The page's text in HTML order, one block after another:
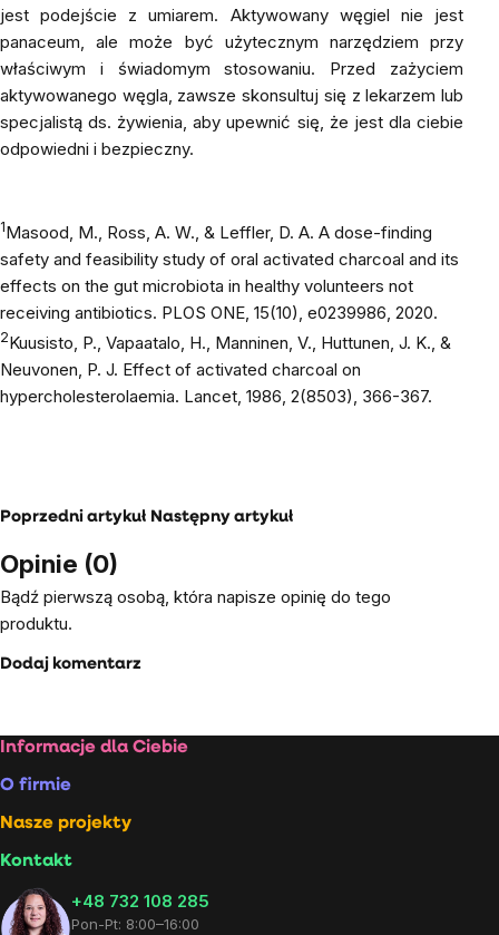
jest podejście z umiarem. Aktywowany węgiel nie jest
panaceum, ale może być użytecznym narzędziem przy
właściwym i świadomym stosowaniu. Przed zażyciem
aktywowanego węgla, zawsze skonsultuj się z lekarzem lub
specjalistą ds. żywienia, aby upewnić się, że jest dla ciebie
odpowiedni i bezpieczny.
1Masood, M., Ross, A. W., & Leffler, D. A. A dose-finding
safety and feasibility study of oral activated charcoal and its
effects on the gut microbiota in healthy volunteers not
receiving antibiotics. PLOS ONE, 15(10), e0239986, 2020.
2Kuusisto, P., Vapaatalo, H., Manninen, V., Huttunen, J. K., &
Neuvonen, P. J. Effect of activated charcoal on
hypercholesterolaemia. Lancet, 1986, 2(8503), 366-367.
Poprzedni artykuł Następny artykuł
Opinie (0)
Bądź pierwszą osobą, która napisze opinię do tego
produktu.
Dodaj komentarz
Stopka
Informacje dla Ciebie
O firmie
Nasze projekty
Kontakt
+48 732 108 285
Pon-Pt: 8:00–16:00